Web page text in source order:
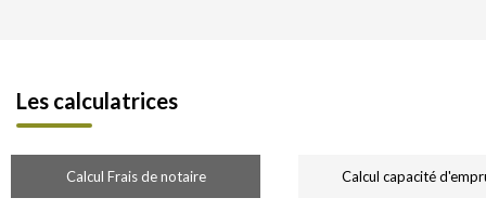
Les calculatrices
Calcul Frais de notaire Calcul capacité